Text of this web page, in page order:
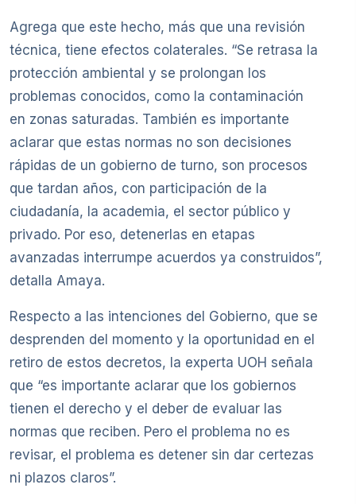
Agrega que este hecho, más que una revisión
técnica, tiene efectos colaterales. “Se retrasa la
protección ambiental y se prolongan los
problemas conocidos, como la contaminación
en zonas saturadas. También es importante
aclarar que estas normas no son decisiones
rápidas de un gobierno de turno, son procesos
que tardan años, con participación de la
ciudadanía, la academia, el sector público y
privado. Por eso, detenerlas en etapas
avanzadas interrumpe acuerdos ya construidos”,
detalla Amaya.
Respecto a las intenciones del Gobierno, que se
desprenden del momento y la oportunidad en el
retiro de estos decretos, la experta UOH señala
que “es importante aclarar que los gobiernos
tienen el derecho y el deber de evaluar las
normas que reciben. Pero el problema no es
revisar, el problema es detener sin dar certezas
ni plazos claros”.